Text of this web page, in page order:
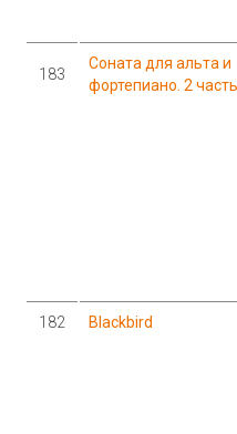
183
Соната для альта и
фортепиано. 2 часть
182 Blackbird